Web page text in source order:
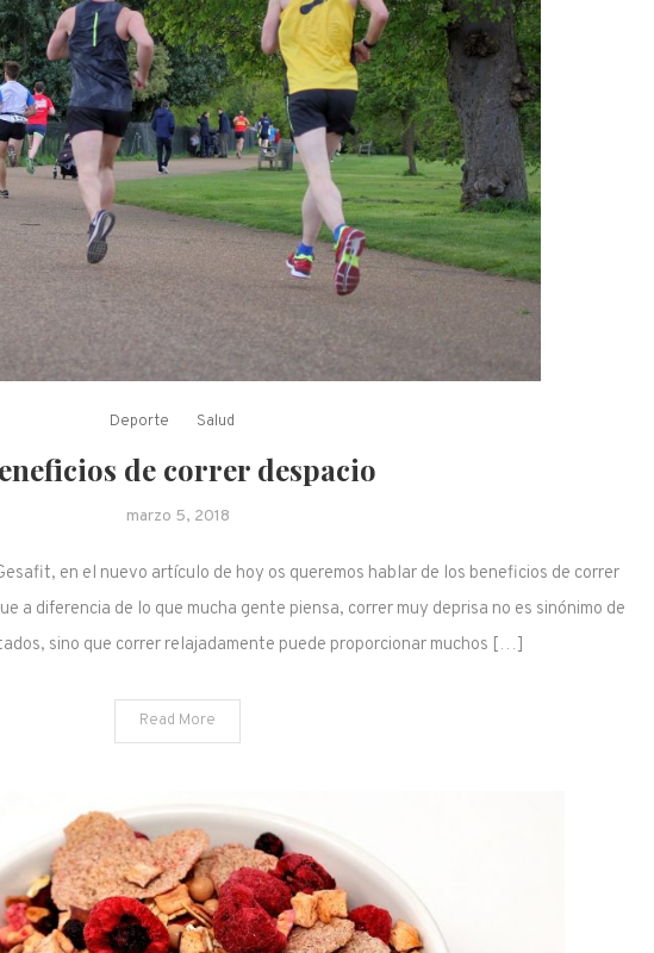
Deporte Salud
de correr despacio
marzo 5, 2018
en el nuevo artículo de hoy os queremos hablar de los beneficios de correr
a diferencia de lo que mucha gente piensa, correr muy deprisa no es sinónimo de
sino que correr relajadamente puede proporcionar muchos […]
Read More